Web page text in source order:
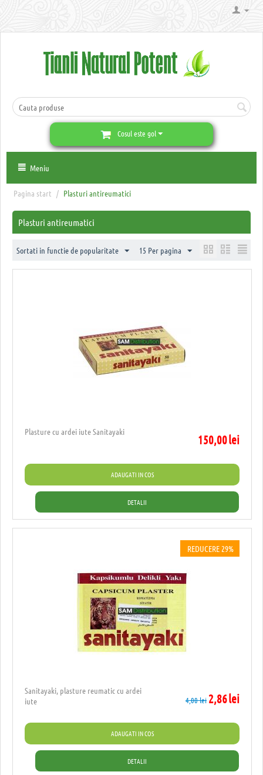
Cosul este gol
Meniu
Pagina start / Plasturi antireumatici
Plasturi antireumatici
Sortati in functie de popularitate 15 Per pagina
Plasture cu ardei iute Sanitayaki
150,00lei
ADAUGATI IN COS
DETALII
REDUCERE 29%
Sanitayaki, plasture reumatic cu ardei
iute
4,00lei 2,86lei
ADAUGATI IN COS
DETALII